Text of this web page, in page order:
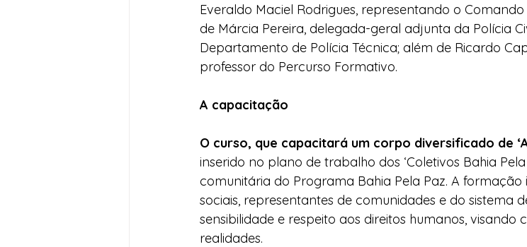
Everaldo Maciel Rodrigues, representando o
de Márcia Pereira, delegada-geral adjunta da Polícia
Departamento de Polícia Técnica; além de Ricardo
professor do Percurso Formativo.
A capacitação
O curso, que capacitará um corpo diversificado de
inserido no plano de trabalho dos ‘Coletivos Bahia
comunitária do Programa Bahia Pela Paz. A formação
sociais, representantes de comunidades e do sistema
sensibilidade e respeito aos direitos humanos,
realidades.